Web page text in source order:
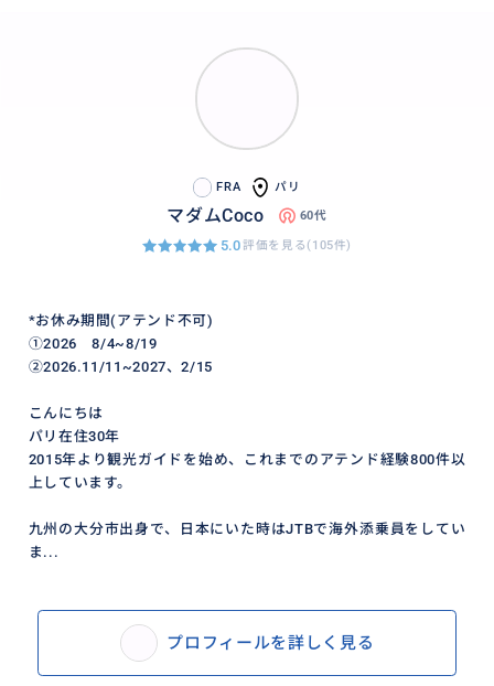
FRA パリ
マダムCoco 60代
5.0評価を見る(105件)
*お休み期間(アテンド不可)
➀2026 8/4~8/19
②2026.11/11~2027、2/15
こんにちは
パリ在住30年
2015年より観光ガイドを始め、これまでのアテンド経験800件以
上しています。
九州の大分市出身で、日本にいた時はJTBで海外添乗員をしてい
ま...
プロフィールを詳しく見る